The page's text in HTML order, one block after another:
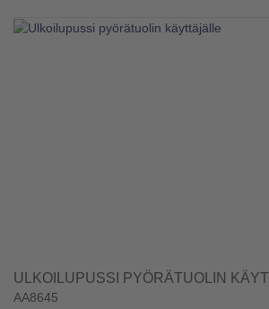
ULKOILUPUSSI PYÖRÄTUOLIN
AA8645